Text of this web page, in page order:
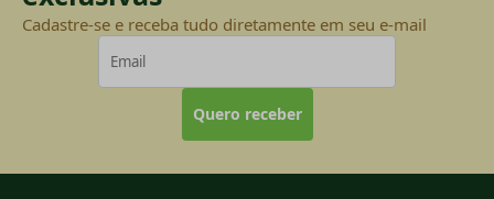
Cadastre-se e receba tudo diretamente em seu e-mail
Quero receber